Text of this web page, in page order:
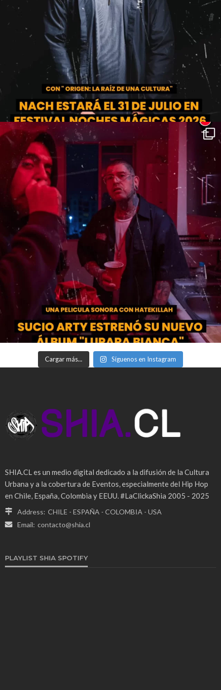
Cargar más... Síguenos en Instagram
SHIA.CL es un medio digital dedicado a la difusión de la Cultura
Urbana y a la cobertura de Eventos, especialmente del Hip Hop
en Chile, España, Colombia y EEUU. #LaClickaShia 2005 - 2025
Address: CHILE - ESPAÑA - COLOMBIA - USA
Email: contacto@shia.cl
PLAYLIST SHIA SPOTIFY